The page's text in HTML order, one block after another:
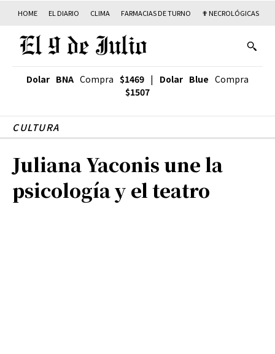
HOME EL DIARIO CLIMA FARMACIAS DE TURNO ✟ NECROLÓGICAS
Dolar BNA Compra $1469 | Dolar Blue Compra
$1507
CULTURA
Juliana Yaconis une la
psicología y el teatro